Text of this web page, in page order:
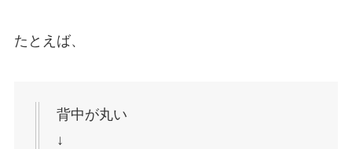
たとえば、
背中が丸い
↓